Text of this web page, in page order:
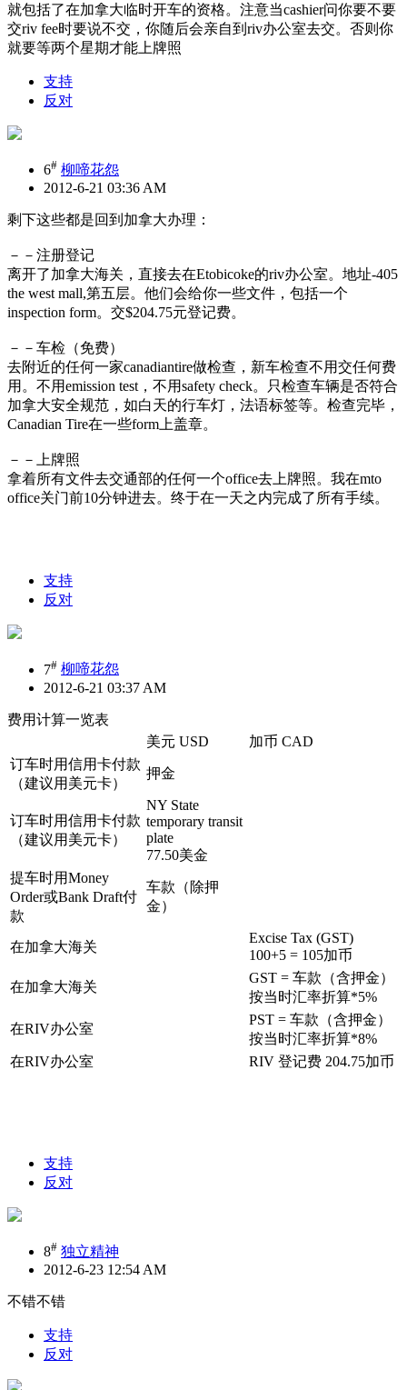
就包括了在加拿大临时开车的资格。注意当cashier问你要不要
交riv fee时要说不交，你随后会亲自到riv办公室去交。否则你
就要等两个星期才能上牌照
支持
反对
6# 柳啼花怨
2012-6-21 03:36 AM
剩下这些都是回到加拿大办理：
－－注册登记
离开了加拿大海关，直接去在Etobicoke的riv办公室。地址-405
the west mall,第五层。他们会给你一些文件，包括一个
inspection form。交$204.75元登记费。
－－车检（免费）
去附近的任何一家canadiantire做检查，新车检查不用交任何费
用。不用emission test，不用safety check。只检查车辆是否符合
加拿大安全规范，如白天的行车灯，法语标签等。检查完毕，
Canadian Tire在一些form上盖章。
－－上牌照
拿着所有文件去交通部的任何一个office去上牌照。我在mto
office关门前10分钟进去。终于在一天之内完成了所有手续。
支持
反对
7# 柳啼花怨
2012-6-21 03:37 AM
费用计算一览表
美元 USD
加币 CAD
订车时用信用卡付款
（建议用美元卡）
押金
订车时用信用卡付款
（建议用美元卡）
NY State
temporary transit
plate
77.50美金
提车时用Money
Order或Bank Draft付
款
车款（除押
金）
在加拿大海关
Excise Tax (GST)
100+5 = 105加币
在加拿大海关
GST = 车款（含押金）
按当时汇率折算*5%
在RIV办公室
PST = 车款（含押金）
按当时汇率折算*8%
在RIV办公室
RIV 登记费 204.75加币
支持
反对
8# 独立精神
2012-6-23 12:54 AM
不错不错
支持
反对